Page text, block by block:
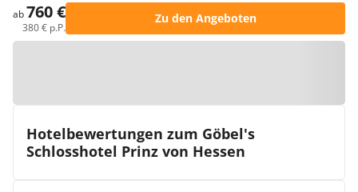
ab760 €
380 € p.P.
Zu den Angeboten
Hotelbewertungen zum Göbel's
Schlosshotel Prinz von Hessen